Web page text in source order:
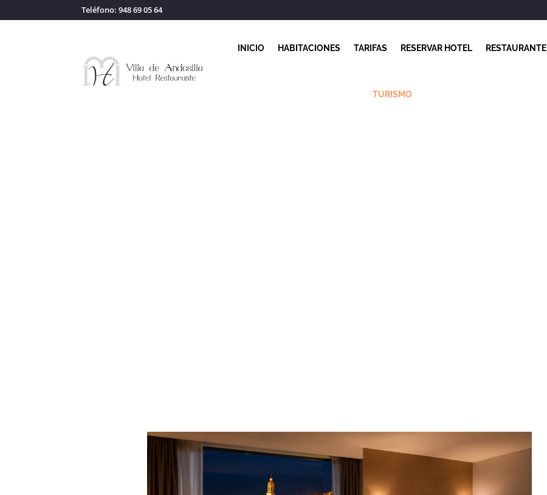
Teléfono: 948 69 05 64
INICIO HABITACIONES TARIFAS RESERVAR HOTEL RESTAURANTE
TURISMO